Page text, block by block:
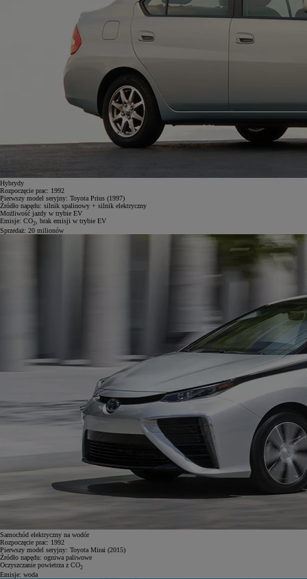
Hybrydy
Rozpoczęcie prac: 1992
Pierwszy model seryjny: Toyota Prius (1997)
Źródło napędu: silnik spalinowy + silnik elektryczny
Możliwość jazdy w trybie EV
Emisje: CO2
, brak emisji w trybie EV
Sprzedaż: 20 milionów
Samochód elektryczny na wodór
Rozpoczęcie prac: 1992
Pierwszy model seryjny: Toyota Mirai (2015)
Źródło napędu: ogniwa paliwowe
Oczyszczanie powietrza z CO2
Emisje: woda